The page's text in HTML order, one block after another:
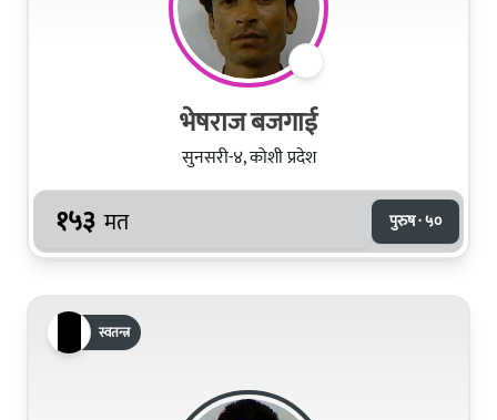
भेषराज बजगाई
सुनसरी-४, कोशी प्रदेश
१५३ मत पुरुष · ५०
स्वतन्त्र